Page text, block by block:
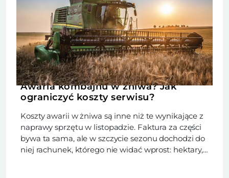
Awaria kombajnu w żniwa? Jak
ograniczyć koszty serwisu?
Koszty awarii w żniwa są inne niż te wynikające z
naprawy sprzętu w listopadzie. Faktura za części
bywa ta sama, ale w szczycie sezonu dochodzi do
niej rachunek, którego nie widać wprost: hektary,